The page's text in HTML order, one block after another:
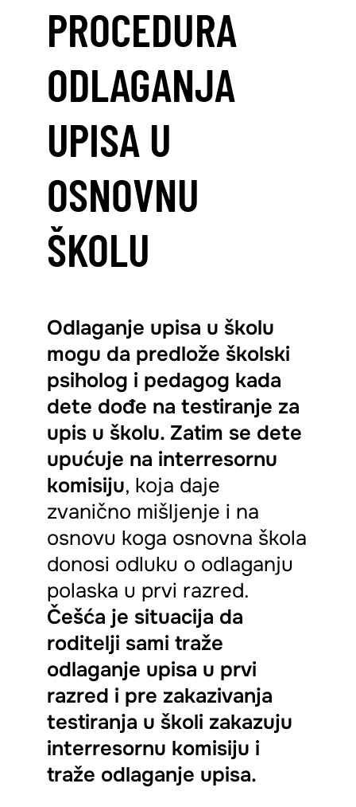
PROCEDURA
ODLAGANJA
UPISA U
OSNOVNU
ŠKOLU
Odlaganje upisa u školu
mogu da predlože školski
psiholog i pedagog kada
dete dođe na testiranje za
upis u školu. Zatim se dete
upućuje na interresornu
komisiju, koja daje
zvanično mišljenje i na
osnovu koga osnovna škola
donosi odluku o odlaganju
polaska u prvi razred.
Češća je situacija da
roditelji sami traže
odlaganje upisa u prvi
razred i pre zakazivanja
testiranja u školi zakazuju
interresornu komisiju i
traže odlaganje upisa.